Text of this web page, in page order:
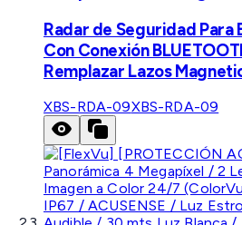
Radar de Seguridad Para
Con Conexión
Remplazar Lazos
XBS-RDA-09XBS-RDA-09